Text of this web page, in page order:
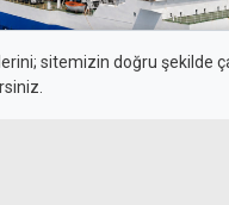
sitemizin doğru şekilde